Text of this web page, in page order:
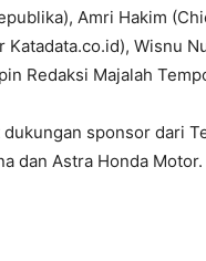
Amri Hakim
Katadata.co.id), Wisnu
Redaksi Majalah
sponsor dari
dan Astra Honda Motor.